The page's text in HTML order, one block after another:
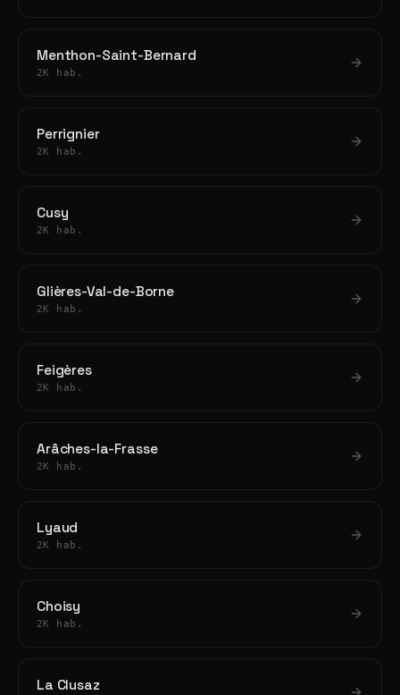
Menthon-Saint-Bernard
2K hab.
Perrignier
2K hab.
Cusy
2K hab.
Glières-Val-de-Borne
2K hab.
Feigères
2K hab.
Arâches-la-Frasse
2K hab.
Lyaud
2K hab.
Choisy
2K hab.
La Clusaz